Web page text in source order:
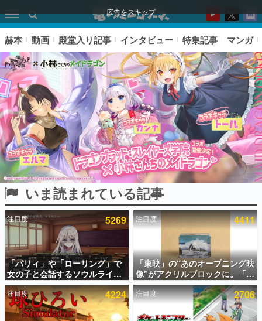
広告をスキップ
ピックアップ
電ファミのいま読まれている記事ランキング
アプリセール情報
インタビュー
連載・特集一覧
赫本 動画 殿堂入り記事 インタビュー 特集記事 マンガ
いま読まれている記事
注目度 5269
「パリィ」や「ローリング」で
女の子と会話するソウルライク
恋愛ゲーム『小早川さんはソウ
ルライク』無料公開。返事に失
敗すると「YOU DIED」
注目度 4411
「東映」の“あのオープニング映
像”がアクリルブロックに。「東
映ヒストリカル グッズコレクシ
ョン」が8月下旬より発売
注目度 4224 注目度 2706